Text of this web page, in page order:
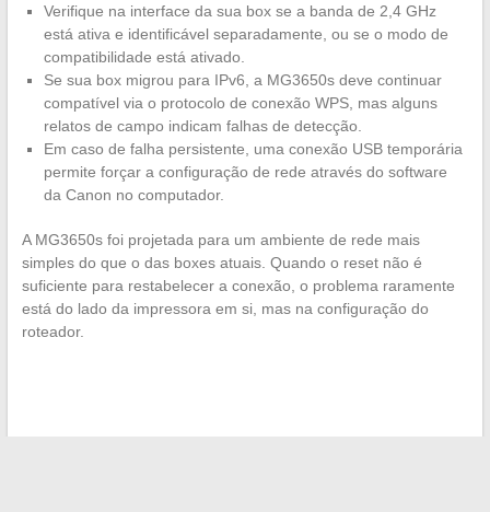
Verifique na interface da sua box se a banda de 2,4 GHz
está ativa e identificável separadamente, ou se o modo de
compatibilidade está ativado.
Se sua box migrou para IPv6, a MG3650s deve continuar
compatível via o protocolo de conexão WPS, mas alguns
relatos de campo indicam falhas de detecção.
Em caso de falha persistente, uma conexão USB temporária
permite forçar a configuração de rede através do software
da Canon no computador.
A MG3650s foi projetada para um ambiente de rede mais
simples do que o das boxes atuais. Quando o reset não é
suficiente para restabelecer a conexão, o problema raramente
está do lado da impressora em si, mas na configuração do
roteador.